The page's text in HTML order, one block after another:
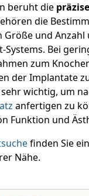
beruht die
die
und Anzahl
Bei
zum
der Implantate
wichtig, um
anfertigen zu
Funktion und
finden Sie
Nähe.